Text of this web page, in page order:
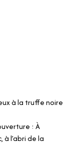
à la truffe noire
: À
l’abri de la